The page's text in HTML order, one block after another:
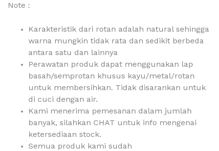
Note :
Karakteristik dari rotan adalah natural sehingga
warna mungkin tidak rata dan sedikit berbeda
antara satu dan lainnya
Perawatan produk dapat menggunakan lap
basah/semprotan khusus kayu/metal/rotan
untuk membersihkan. Tidak disarankan untuk
di cuci dengan air.
Kami menerima pemesanan dalam jumlah
banyak, silahkan CHAT untuk info mengenai
ketersediaan stock.
Semua produk kami sudah